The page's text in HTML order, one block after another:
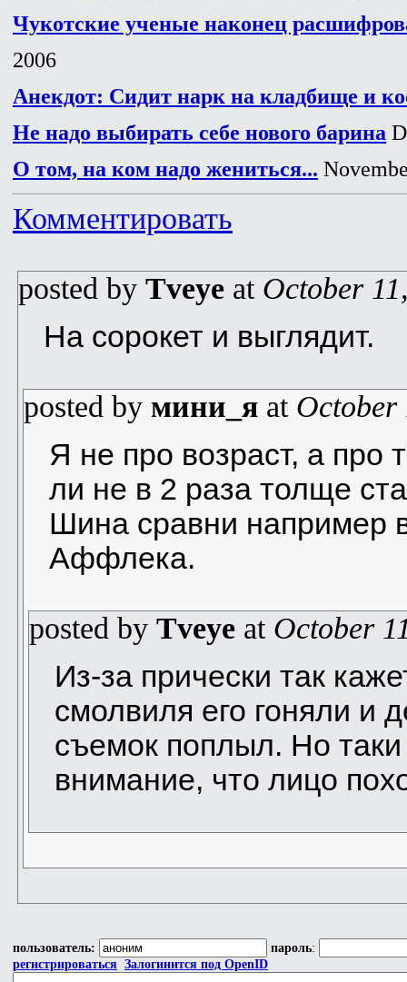
Чукотские ученые наконец
2006
Анекдот: Сидит нарк на кладбище и
Не надо выбирать себе нового барина
О том, на ком надо жениться...
Комментировать
posted by Tveye at October
На сорокет и выглядит.
posted by мини_я at October
Я не про возраст, а про
ли не в 2 раза толще
Шина сравни например
Аффлека.
posted by Tveye at October
Из-за прически так
смолвиля его гоняли и
съемок поплыл. Но
внимание, что лицо
пользователь: пароль:
регистрироваться Залогинится под OpenID